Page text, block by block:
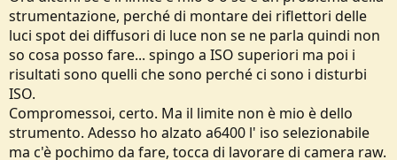
strumentazione, perché di montare dei riflettori delle
luci spot dei diffusori di luce non se ne parla quindi non
so cosa posso fare... spingo a ISO superiori ma poi i
risultati sono quelli che sono perché ci sono i disturbi
ISO.
Compromessoi, certo. Ma il limite non è mio è dello
strumento. Adesso ho alzato a6400 l' iso selezionabile
ma c'è pochimo da fare, tocca di lavorare di camera raw.